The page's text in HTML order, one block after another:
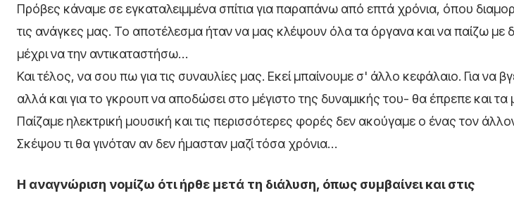
Πρόβες κάναμε σε εγκαταλειμμένα σπίτια για παραπάνω από επτά χρόνια, όπου
τις ανάγκες μας. Το αποτέλεσμα ήταν να μας κλέψουν όλα τα όργανα και να παίζω με
μέχρι να την αντικαταστήσω…
Και τέλος, να σου πω για τις συναυλίες μας. Εκεί μπαίνουμε σ' άλλο κεφάλαιο. Για να
αλλά και για το γκρουπ να αποδώσει στο μέγιστο της δυναμικής του- θα έπρεπε και
Παίζαμε ηλεκτρική μουσική και τις περισσότερες φορές δεν ακούγαμε ο ένας τον
Σκέψου τι θα γινόταν αν δεν ήμασταν μαζί τόσα χρόνια…
Η αναγνώριση νομίζω ότι ήρθε μετά τη διάλυση, όπως συμβαίνει και στις